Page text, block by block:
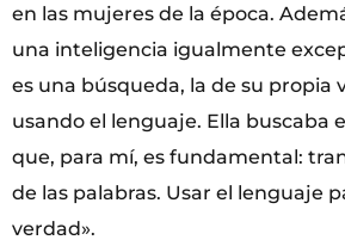
en las mujeres de la época.
una inteligencia igualmente
es una búsqueda, la de su propia
usando el lenguaje. Ella buscaba
que, para mí, es fundamental:
de las palabras. Usar el lenguaje
verdad».